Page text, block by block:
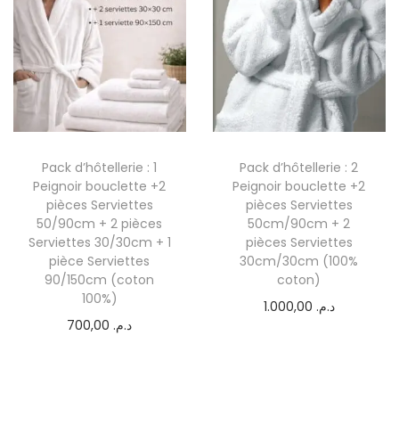
Pack d’hôtellerie : 1
Peignoir bouclette +2
pièces Serviettes
50/90cm + 2 pièces
Serviettes 30/30cm + 1
pièce Serviettes
90/150cm (coton
100%)
د.م.700,00
Pack d’hôtellerie : 2
Peignoir bouclette +2
pièces Serviettes
50cm/90cm + 2
pièces Serviettes
30cm/30cm (100%
coton)
د.م.